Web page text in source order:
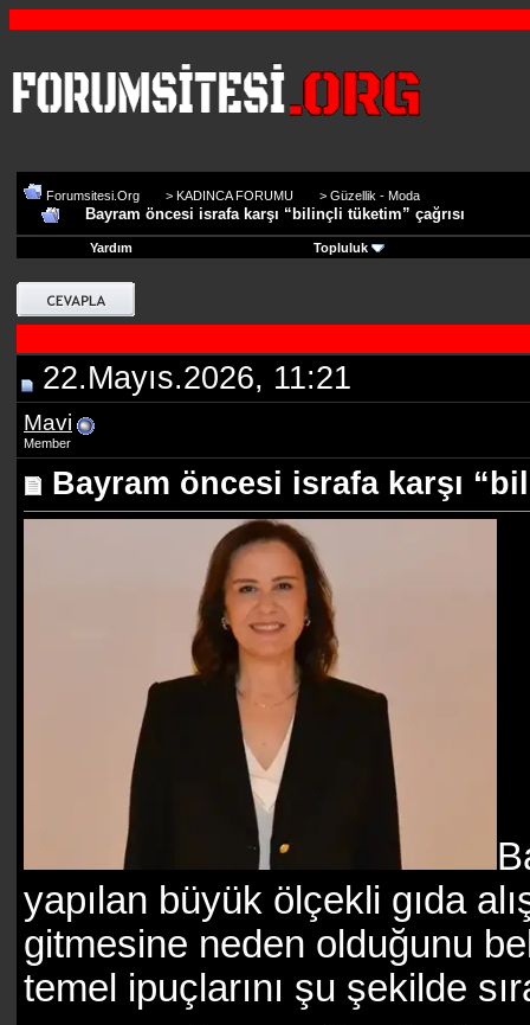
Forumsitesi.Org > KADINCA FORUMU > Güzellik - Moda
Bayram öncesi israfa karşı “bilinçli tüketim” çağrısı
Yardım Topluluk
22.Mayıs.2026, 11:21
Mavi
Member
Bayram öncesi israfa karşı
yapılan büyük ölçekli gıda
gitmesine neden olduğunu
temel ipuçlarını şu şekilde